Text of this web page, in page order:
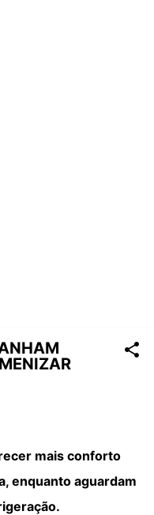
mais conforto
enquanto aguardam